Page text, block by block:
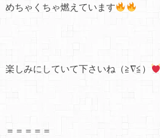
めちゃくちゃ燃えています
楽しみにしていて下さいね（≧∇≦）
＝＝＝＝＝